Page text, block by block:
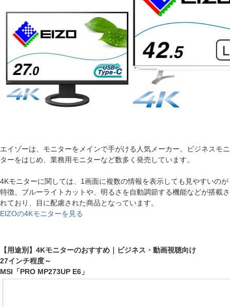
エイゾーは、モニターをメインで手がける人気メーカー。ビジネスモニ
ターをはじめ、業務用モニターなど数多く発売しています。
4Kモニターに関しては、1画面に複数の情報を表示しても見やすいのが
特徴。ブルーライトカットや、明るさを自動調節する機能などが搭載さ
れており、目に配慮された商品となっています。
EIZOの4Kモニターを見る
【用途別】4Kモニターのおすすめ｜ビジネス・動画視聴向け
27インチ程度～
MSI「PRO MP273UP E6」